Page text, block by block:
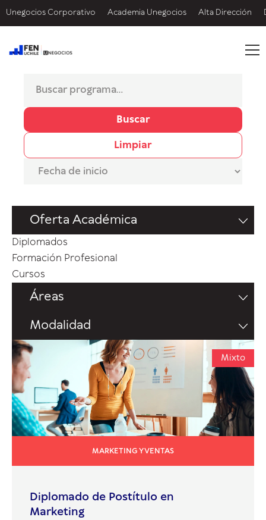
Unegocios Corporativo Academia Unegocios Alta Dirección
Buscar
Limpiar
Oferta Académica
Diplomados
Formación Profesional
Cursos
Áreas
Modalidad
Mixto
MARKETING Y VENTAS
Diplomado de Postítulo en
Marketing